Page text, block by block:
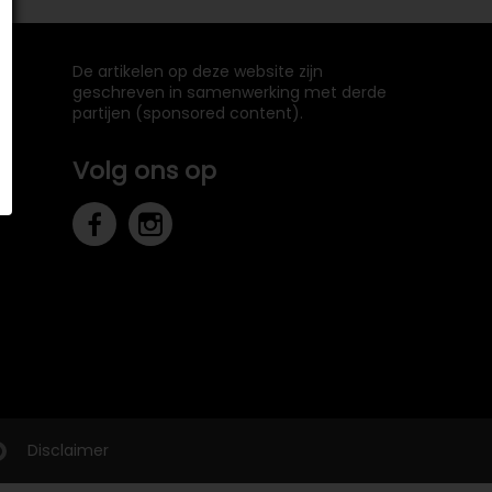
De artikelen op deze website zijn
geschreven in samenwerking met derde
partijen (sponsored content).
Volg ons op
Disclaimer